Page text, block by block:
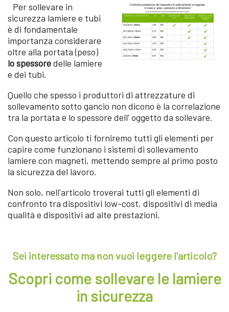
Per sollevare in
sicurezza lamiere e tubi
è di fondamentale
importanza considerare
oltre alla portata (peso)
lo spessoredelle lamiere
e dei tubi.
Quello che spesso i produttori di attrezzature di
sollevamento sotto gancio non dicono è la correlazione
tra la portata e lo spessore dell' oggetto da sollevare.
Con questo articolo ti forniremo tutti gli elementi per
capire come funzionano i sistemi di sollevamento
lamiere con magneti, mettendo sempre al primo posto
la sicurezza del lavoro.
Non solo, nell'articolo troverai tutti gli elementi di
confronto tra dispositivi low-cost, dispositivi di media
qualità e dispositivi ad alte prestazioni.
Sei interessato ma non vuoi leggere l'articolo?
Scopri come sollevare le lamiere
in sicurezza